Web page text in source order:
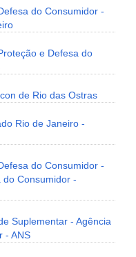
do Consumidor -
e Defesa do
de Rio das Ostras
Rio de Janeiro -
do Consumidor -
Consumidor -
Suplementar - Agência
- ANS